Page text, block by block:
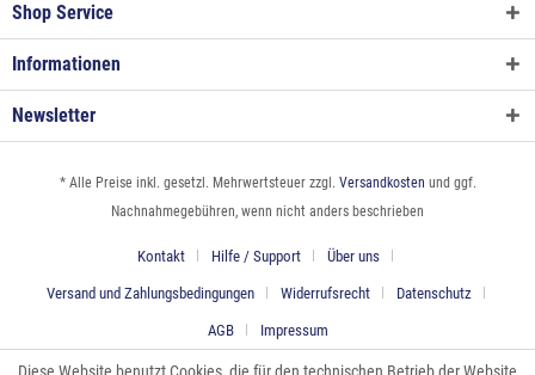
Shop Service
Informationen
Newsletter
* Alle Preise inkl. gesetzl. Mehrwertsteuer zzgl. Versandkosten und ggf.
Nachnahmegebühren, wenn nicht anders beschrieben
Kontakt Hilfe / Support Über uns
Versand und Zahlungsbedingungen Widerrufsrecht Datenschutz
AGB Impressum